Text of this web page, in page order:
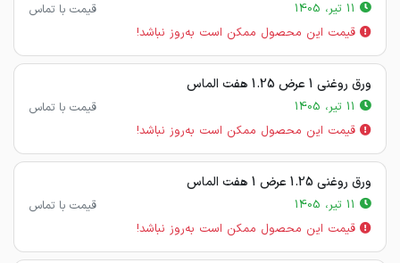
قیمت با تماس
قیمت این محصول ممکن است به‌روز نباشد!
ورق روغنی 1 عرض 1.25 هفت الماس
قیمت با تماس
قیمت این محصول ممکن است به‌روز نباشد!
ورق روغنی 1.25 عرض 1 هفت الماس
قیمت با تماس
قیمت این محصول ممکن است به‌روز نباشد!